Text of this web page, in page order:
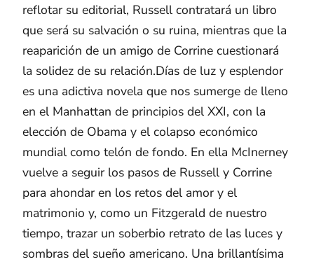
reflotar su editorial, Russell contratará un libro
que será su salvación o su ruina, mientras que la
reaparición de un amigo de Corrine cuestionará
la solidez de su relación.Días de luz y esplendor
es una adictiva novela que nos sumerge de lleno
en el Manhattan de principios del XXI, con la
elección de Obama y el colapso económico
mundial como telón de fondo. En ella McInerney
vuelve a seguir los pasos de Russell y Corrine
para ahondar en los retos del amor y el
matrimonio y, como un Fitzgerald de nuestro
tiempo, trazar un soberbio retrato de las luces y
sombras del sueño americano. Una brillantísima